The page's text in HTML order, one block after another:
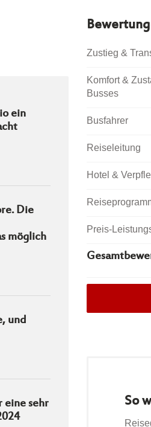
ein
Die
möglich
und
eine sehr
Zustieg &
Komfort &
Busses
Busfahrer
Reiseleitung
Hotel &
Preis-
So